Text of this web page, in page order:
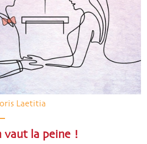
Laetitia
vaut la peine !